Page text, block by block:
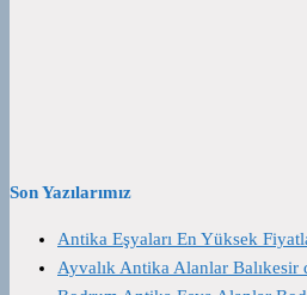
Son Yazılarımız
Antika Eşyaları En Yüksek
Ayvalık Antika Alanlar Balıkesir